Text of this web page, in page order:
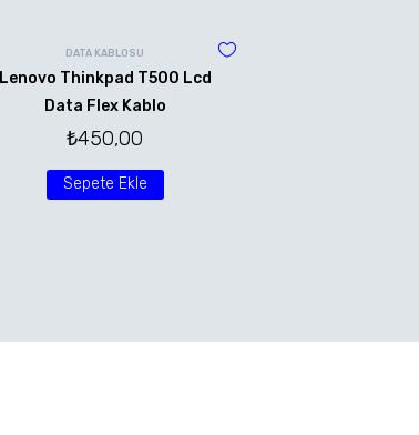
DATA KABLOSU
Lenovo Thinkpad T500 Lcd
Data Flex Kablo
₺450,00
Sepete Ekle